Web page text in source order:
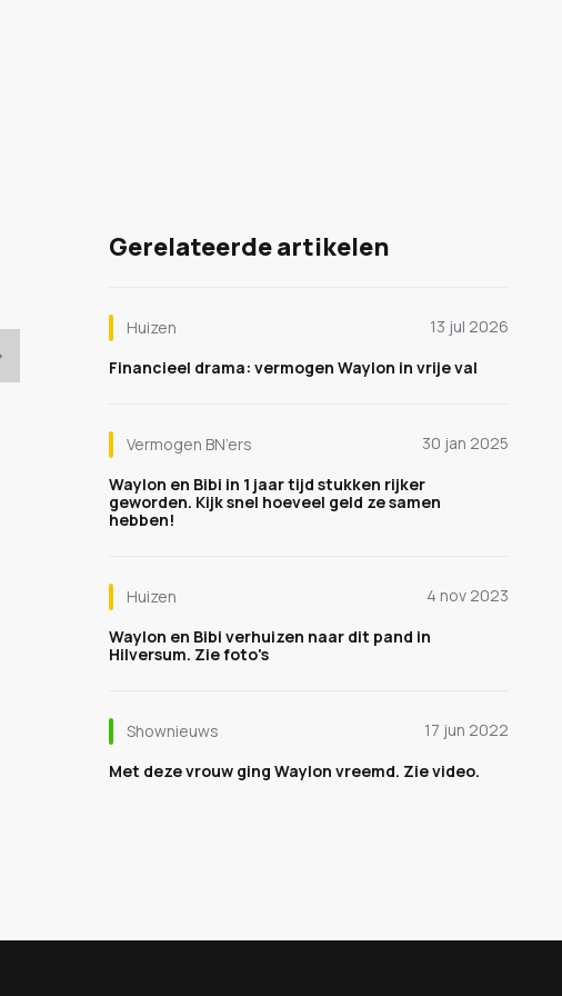
Gerelateerde artikelen
Huizen
13 jul 2026
Financieel drama: vermogen Waylon in vrije val
Vermogen BN’ers
30 jan 2025
Waylon en Bibi in 1 jaar tijd stukken rijker
geworden. Kijk snel hoeveel geld ze samen
hebben!
Huizen
4 nov 2023
Waylon en Bibi verhuizen naar dit pand in
Hilversum. Zie foto's
Shownieuws
17 jun 2022
Met deze vrouw ging Waylon vreemd. Zie video.